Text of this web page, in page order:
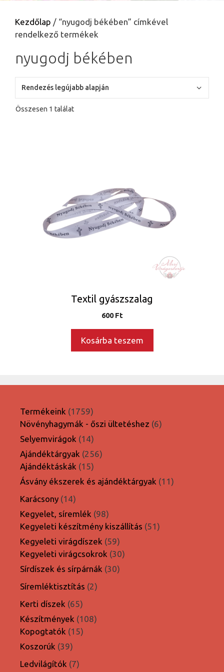
Kezdőlap / “nyugodj békében” címkével
rendelkező termékek
nyugodj békében
Összesen 1 találat
Textil gyászszalag
600Ft
Kosárba teszem
Termékeink 17591759
termék
Növényhagymák - őszi ültetéshez 66
Selyemvirágok 1414
termék
Ajándéktárgyak 256256
Ajándéktáskák 1515
termék
Ásvány ékszerek és ajándéktárgyak 1111
Karácsony 1414
termék
Kegyelet, síremlék 9898
termék
Kegyeleti készítmény kiszállítás 5151
Kegyeleti virágdíszek 5959
termék
Kegyeleti virágcsokrok 3030
Sírdíszek és sírpárnák 3030
Síremléktisztítás 22
Kerti díszek 6565
termék
Készítmények 108108
Kopogtatók 1515
Koszorúk 3939
termék
Ledvilágítók 77